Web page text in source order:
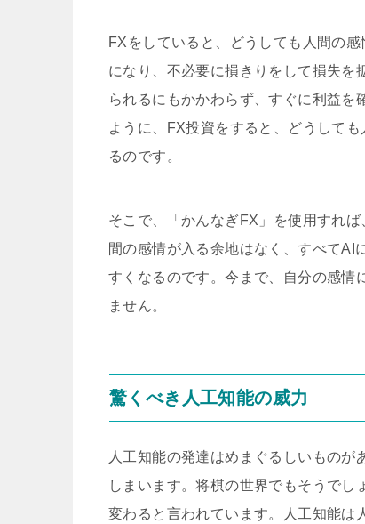
FXをしていると、どうしても人間の
になり、不必要に損きりをして損失を
られるにもかかわらず、すぐに利益
ように、FX投資をすると、どうして
るのです。
そこで、「かんなぎFX」を使用すれ
間の感情が入る余地はなく、すべてAI
すくなるのです。今まで、自分の感情
ません。
驚くべき人工知能の威力
人工知能の発達はめまぐるしいもの
しまいます。将棋の世界でもそうで
変わると言われています。人工知能は